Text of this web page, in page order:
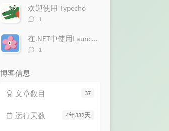
徐良 / 小凌
数：
欢迎使用 Typecho
评
数：
1
在.NET中使用LaunchDarkly.EventSource进行SSE请求
评1
博客信息
37
文章数目
4年332天
运行天数